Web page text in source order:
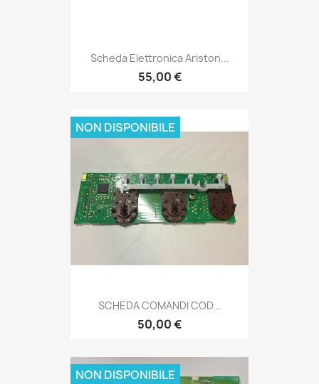
Scheda Elettronica Ariston...
55,00 €
SCHEDA COMANDI COD...
50,00 €
NON DISPONIBILE
NON DISPONIBILE